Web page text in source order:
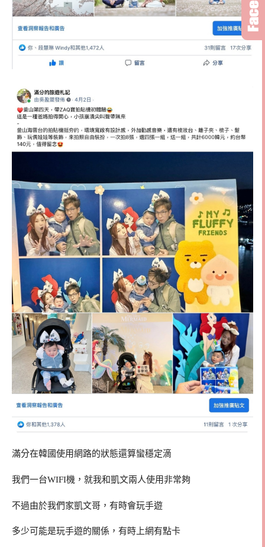
滿分在韓國使用網路的狀態還算蠻穩定滴
我們一台WIFI機，就我和凱文兩人使用非常夠
不過由於我們家凱文哥，有時會玩手遊
多少可能是玩手遊的關係，有時上網有點卡